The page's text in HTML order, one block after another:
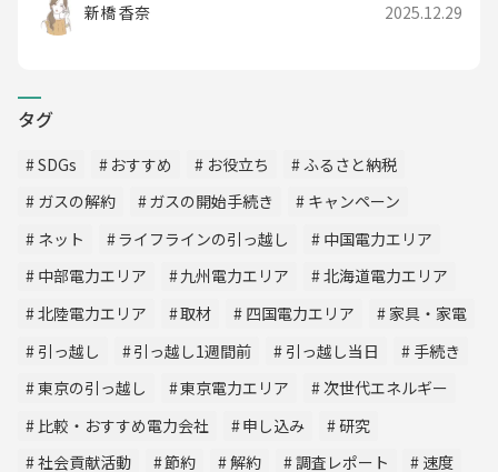
新橋 香奈 2025.12.29
タグ
SDGs おすすめ お役立ち
ふるさと納税
ガスの解約
ガスの開始手続き
キャンペーン
ネット
ライフラインの引っ越し
中国電力エリア
中部電力エリア
九州電力エリア
北海道電力エリア
北陸電力エリア
取材 四国電力エリア
家具・家電
引っ越し
引っ越し1週間前 引っ越し当日
手続き
東京の引っ越し
東京電力エリア
次世代エネルギー
比較・おすすめ電力会社
申し込み
研究
社会貢献活動
節約 解約 調査レポート
速度